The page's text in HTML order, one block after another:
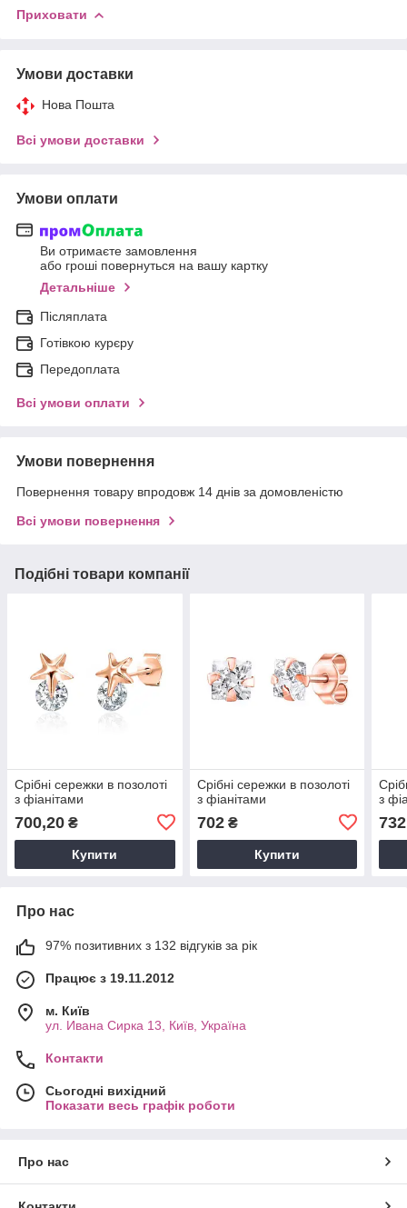
Приховати
Умови доставки
Нова Пошта
Всі умови доставки
Умови оплати
Ви отримаєте замовлення
або гроші повернуться на вашу картку
Детальніше
Післяплата
Готівкою курєру
Передоплата
Всі умови оплати
Умови повернення
Повернення товару впродовж 14 днів за домовленістю
Всі умови повернення
Подібні товари компанії
Срібні сережки в позолоті
з фіанітами
700,20 ₴
Купити
Срібні сережки в позолоті
з фіанітами
702₴
Купити
з
Про нас
97% позитивних з 132 відгуків за рік
Працює з 19.11.2012
м. Київ
ул. Ивана Сирка 13, Київ, Україна
Контакти
Сьогодні вихідний
Показати весь графік роботи
Про нас